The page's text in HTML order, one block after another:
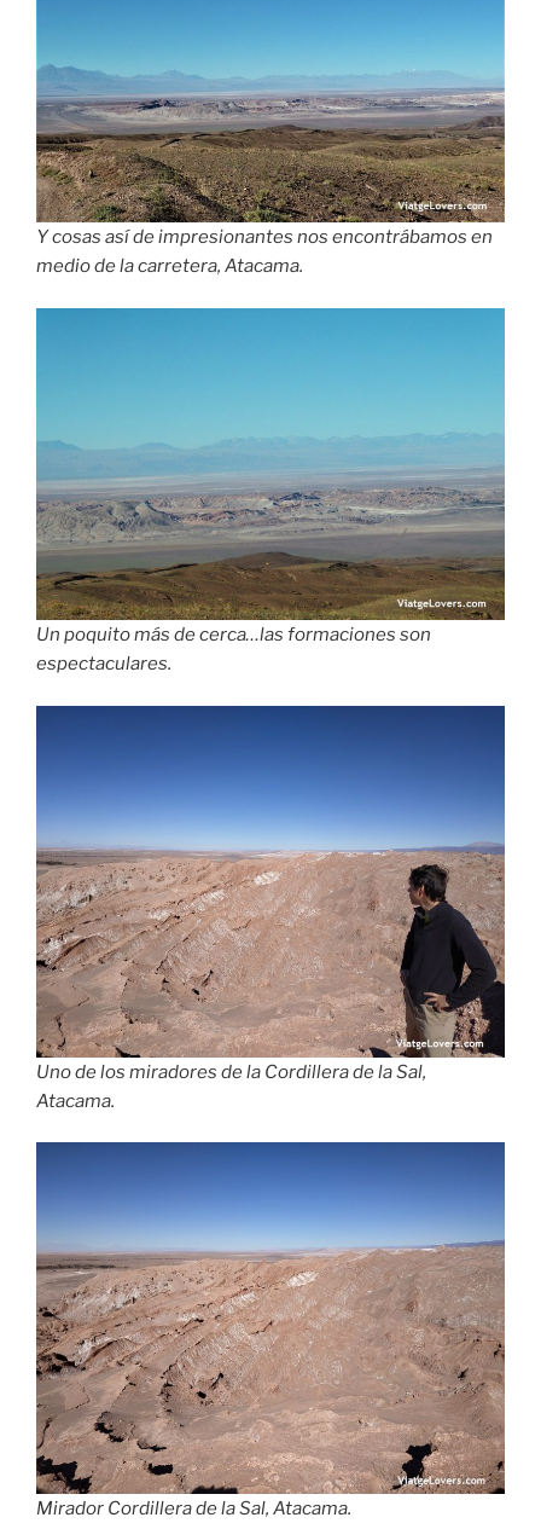
Y cosas así de impresionantes nos encontrábamos en
medio de la carretera, Atacama.
Un poquito más de cerca…las formaciones son
espectaculares.
Uno de los miradores de la Cordillera de la Sal,
Atacama.
Mirador Cordillera de la Sal, Atacama.